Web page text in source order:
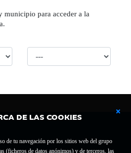
DE LAS COOKIES
de tu navegación por los sitios web del grupo
(ficheros de datos anónimos) y de terceros, las
municipio para acceder a la